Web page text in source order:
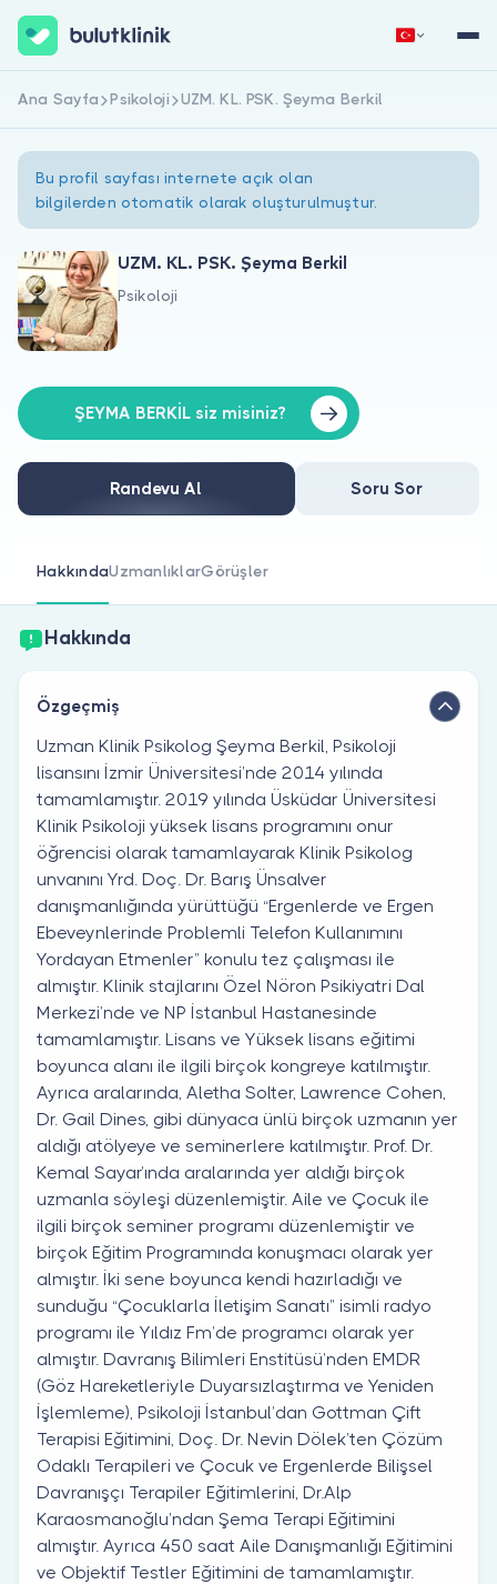
Hakkımızda
Doktorlar için
Doktor musunuz?
Hemen Kaydol Giriş Yap
Ana Sayfa Psikoloji UZM. KL. PSK. Şeyma Berkil
Bu profil sayfası internete açık olan
bilgilerden otomatik olarak oluşturulmuştur.
UZM. KL. PSK. Şeyma Berkil
Psikoloji
ŞEYMA BERKİL siz misiniz?
Randevu Al Soru Sor
HakkındaUzmanlıklarGörüşler
Hakkında
Özgeçmiş
Uzman Klinik Psikolog Şeyma Berkil, Psikoloji
lisansını İzmir Üniversitesi’nde 2014 yılında
tamamlamıştır. 2019 yılında Üsküdar Üniversitesi
Klinik Psikoloji yüksek lisans programını onur
öğrencisi olarak tamamlayarak Klinik Psikolog
unvanını Yrd. Doç. Dr. Barış Ünsalver
danışmanlığında yürüttüğü “Ergenlerde ve Ergen
Ebeveynlerinde Problemli Telefon Kullanımını
Yordayan Etmenler” konulu tez çalışması ile
almıştır. Klinik stajlarını Özel Nöron Psikiyatri Dal
Merkezi’nde ve NP İstanbul Hastanesinde
tamamlamıştır. Lisans ve Yüksek lisans eğitimi
boyunca alanı ile ilgili birçok kongreye katılmıştır.
Ayrıca aralarında, Aletha Solter, Lawrence Cohen,
Dr. Gail Dines, gibi dünyaca ünlü birçok uzmanın yer
aldığı atölyeye ve seminerlere katılmıştır. Prof. Dr.
Kemal Sayar’ında aralarında yer aldığı birçok
uzmanla söyleşi düzenlemiştir. Aile ve Çocuk ile
ilgili birçok seminer programı düzenlemiştir ve
birçok Eğitim Programında konuşmacı olarak yer
almıştır. İki sene boyunca kendi hazırladığı ve
sunduğu “Çocuklarla İletişim Sanatı” isimli radyo
programı ile Yıldız Fm’de programcı olarak yer
almıştır. Davranış Bilimleri Enstitüsü’nden EMDR
(Göz Hareketleriyle Duyarsızlaştırma ve Yeniden
İşlemleme), Psikoloji İstanbul’dan Gottman Çift
Terapisi Eğitimini, Doç. Dr. Nevin Dölek’ten Çözüm
Odaklı Terapileri ve Çocuk ve Ergenlerde Bilişsel
Davranışçı Terapiler Eğitimlerini, Dr.Alp
Karaosmanoğlu’ndan Şema Terapi Eğitimini
almıştır. Ayrıca 450 saat Aile Danışmanlığı Eğitimini
ve Objektif Testler Eğitimini de tamamlamıştır.